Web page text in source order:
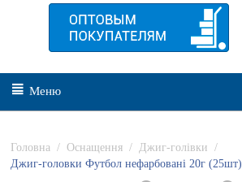
Меню
Головна / Оснащення / Джиг-голівки
/
Джиг-головки Футбол нефарбовані 20г (25шт)